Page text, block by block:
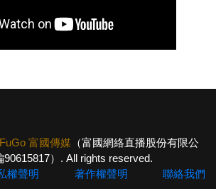
FuGo 富國傳媒 （富國網絡直播股份有限公
90615817）. All rights reserved.
權聲明 著作權聲明 聯絡我們